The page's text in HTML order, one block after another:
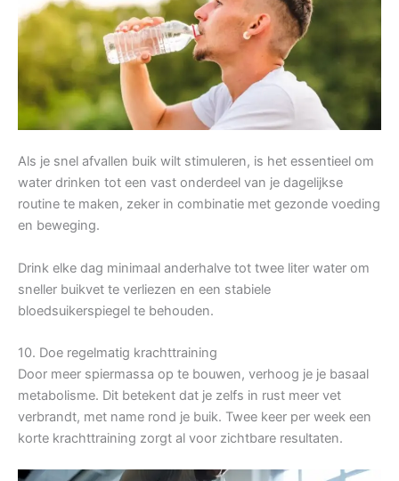
Als je snel afvallen buik wilt stimuleren, is het essentieel om
water drinken tot een vast onderdeel van je dagelijkse
routine te maken, zeker in combinatie met gezonde voeding
en beweging.
Drink elke dag minimaal anderhalve tot twee liter water om
sneller buikvet te verliezen en een stabiele
bloedsuikerspiegel te behouden.
10. Doe regelmatig krachttraining
Door meer spiermassa op te bouwen, verhoog je je basaal
metabolisme. Dit betekent dat je zelfs in rust meer vet
verbrandt, met name rond je buik. Twee keer per week een
korte krachttraining zorgt al voor zichtbare resultaten.